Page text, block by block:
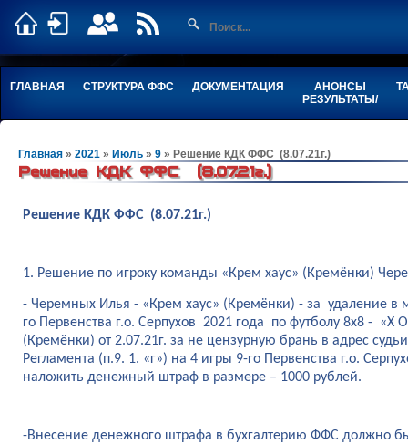
ГЛАВНАЯ СТРУКТУРА ФФС ДОКУМЕНТАЦИЯ
АНОНСЫ
РЕЗУЛЬТАТЫ/
Главная » 2021 » Июль » 9 » Решение КДК ФФС (8.07.21г.)
Решение КДК ФФС (8.07.21г.)
Решение КДК ФФС (8.07.21г.)
1. Решение по игроку команды «Крем хаус» (Кремёнки)
- Черемных Илья - «Крем хаус» (Кремёнки) - за удаление
го Первенства г.о. Серпухов 2021 года по футболу 8х8 - «Х
(Кремёнки) от 2.07.21г. за не цензурную брань в адрес
Регламента (п.9. 1. «г») на 4 игры 9-го Первенства г.о.
наложить денежный штраф в размере – 1000 рублей.
-Внесение денежного штрафа в бухгалтерию ФФС должно